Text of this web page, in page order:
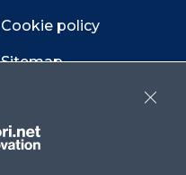
Cookie policy
Sitemap